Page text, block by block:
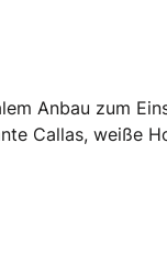
Anbau zum
Callas, weiße